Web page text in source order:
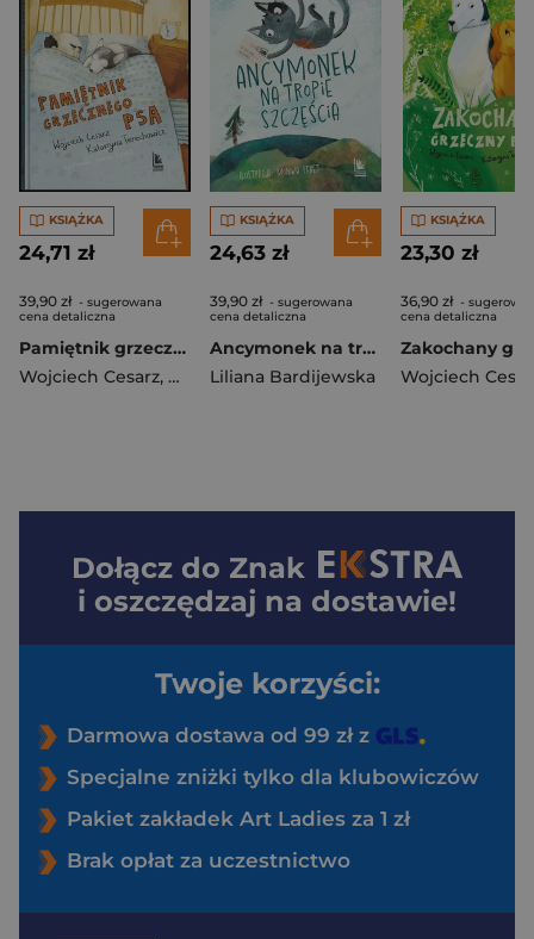
KSIĄŻKA
24,71 zł
39,90 zł - sugerowana
cena detaliczna
Pamiętnik grzecznego psa
Wojciech Cesarz, Katarzyna Terechowicz
KSIĄŻKA
24,63 zł
39,90 zł - sugerowana
cena detaliczna
Ancymonek na tropie szczęścia
Liliana Bardijewska
KSIĄŻKA
23,30 zł
36,90 zł -
cena detaliczna
Wojciech
Dołącz do Znak
i oszczędzaj na dostawie!
Twoje korzyści:
Darmowa dostawa od 99 zł z
Specjalne zniżki tylko dla klubowiczów
Pakiet zakładek Art Ladies za 1 zł
Brak opłat za uczestnictwo